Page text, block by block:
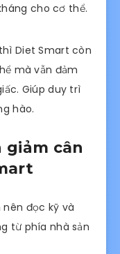
cho cơ thể.
Diet Smart còn
mà vẫn đảm
Giúp duy trì
hào.
giảm cân
nên đọc kỹ và
từ phía nhà sản